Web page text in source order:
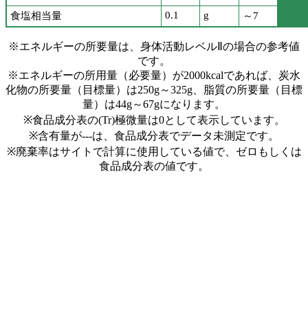
食塩相当量
0.1 g ～7
※エネルギーの所要量は、身体活動レベルⅡの場合の参考値
です。
※エネルギーの所用量（必要量）が2000kcalであれば、炭水
化物の所要量（目標量）は250g～325g、脂質の所要量（目標
量）は44g～67gになります。
※食品成分表の(Tr)極微量は0として表示しています。
※含有量が---は、食品成分表でデータ未測定です。
※廃棄率はサイトで計算に使用している値で、ゼロもしくは
食品成分表の値です。